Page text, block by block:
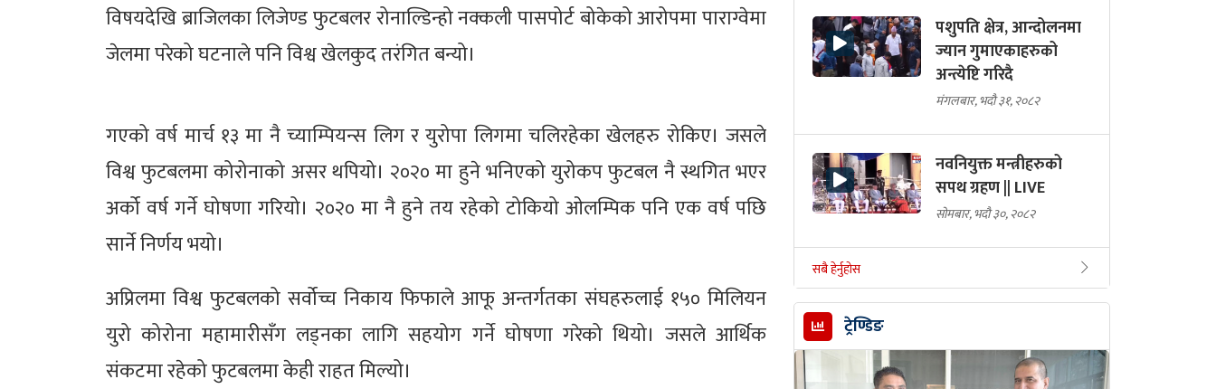
विषयदेखि ब्राजिलका लिजेण्ड फुटबलर रोनाल्डिन्हो नक्कली पासपोर्ट बोकेको आरोपमा पाराग्वेमा
जेलमा परेको घटनाले पनि विश्व खेलकुद तरंगित बन्यो।
गएको वर्ष मार्च १३ मा नै च्याम्पियन्स लिग र युरोपा लिगमा चलिरहेका खेलहरु रोकिए। जसले
विश्व फुटबलमा कोरोनाको असर थपियो। २०२० मा हुने भनिएको युरोकप फुटबल नै स्थगित भएर
अर्को वर्ष गर्ने घोषणा गरियो। २०२० मा नै हुने तय रहेको टोकियो ओलम्पिक पनि एक वर्ष पछि
सार्ने निर्णय भयो।
अप्रिलमा विश्व फुटबलको सर्वोच्च निकाय फिफाले आफू अन्तर्गतका संघहरुलाई १५० मिलियन
युरो कोरोना महामारीसँग लड्नका लागि सहयोग गर्ने घोषणा गरेको थियो। जसले आर्थिक
संकटमा रहेको फुटबलमा केही राहत मिल्यो।
पशुपति क्षेत्र, आन्दोलनमा
ज्यान गुमाएकाहरुको
अन्त्येष्टि गरिदै
मंगलबार, भदौ ३१, २०८२
नवनियुक्त मन्त्रीहरुको
सपथ ग्रहण || LIVE
सोमबार, भदौ ३०, २०८२
सबै हेर्नुहोस
ट्रेण्डिङ